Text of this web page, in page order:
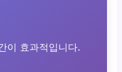
이 효과적입니다.